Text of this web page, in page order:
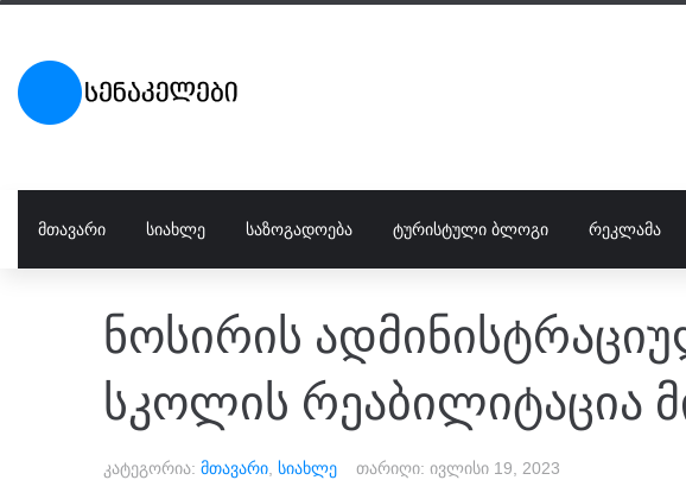
ᲛᲗᲐᲕᲐᲠᲘ ᲡᲘᲐᲮᲚᲔ ᲡᲐᲖᲝᲒᲐᲓᲝᲔᲑᲐ ᲢᲣᲠᲘᲡᲢᲣᲚᲘ ᲑᲚᲝᲒᲘ ᲠᲔᲙᲚᲐᲛᲐ
ნოსირის
სკოლის რეაბილიტაცია
კატეგორია: მთავარი სიახლე თარიღი: ივლისი 19, 2023